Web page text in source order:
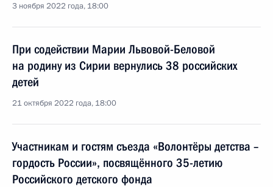
3 ноября 2022 года, 18:00
При содействии Марии Львовой-Беловой
на родину из Сирии вернулись 38 российских
детей
21 октября 2022 года, 18:00
Участникам и гостям съезда «Волонтёры детства –
гордость России», посвящённого 35-летию
Российского детского фонда